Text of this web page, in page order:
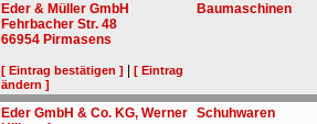
Eder & Müller GmbH
Fehrbacher Str. 48
66954 Pirmasens
[ Eintrag bestätigen ] |[ Eintrag
ändern ]
Baumaschinen
Eder GmbH & Co. KG, Werner
Schuhwaren